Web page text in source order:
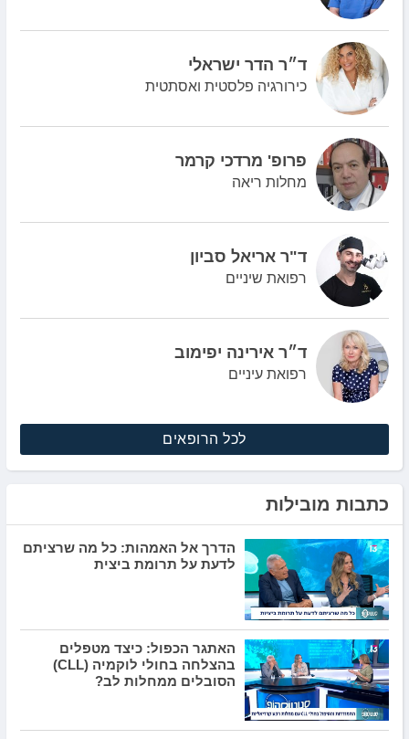
ד״ר הדר ישראלי
כירורגיה פלסטית ואסתטית
פרופ' מרדכי קרמר
מחלות ריאה
ד"ר אריאל סביון
רפואת שיניים
ד״ר אירינה יפימוב
רפואת עיניים
לכל הרופאים
כתבות מובילות
הדרך אל האמהות: כל מה שרציתם
לדעת על תרומת ביצית
האתגר הכפול: כיצד מטפלים
בהצלחה בחולי לוקמיה (CLL)
הסובלים ממחלות לב?